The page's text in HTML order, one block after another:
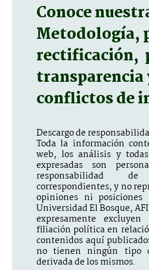
Conoce
Metodología,
rectificación,
transparencia
conflictos de
Descargo de
Toda la información
web, los análisis y
expresadas son
responsabilidad
correspondientes, y no
opiniones ni posiciones
Universidad El Bosque,
expresamente
filiación política en
contenidos aquí
no tienen ningún tipo
derivada de los mismos.